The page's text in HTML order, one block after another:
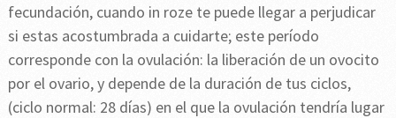
fecundación, cuando in roze te puede llegar a perjudicar
si estas acostumbrada a cuidarte; este período
corresponde con la ovulación: la liberación de un ovocito
por el ovario, y depende de la duración de tus ciclos,
(ciclo normal: 28 días) en el que la ovulación tendría lugar